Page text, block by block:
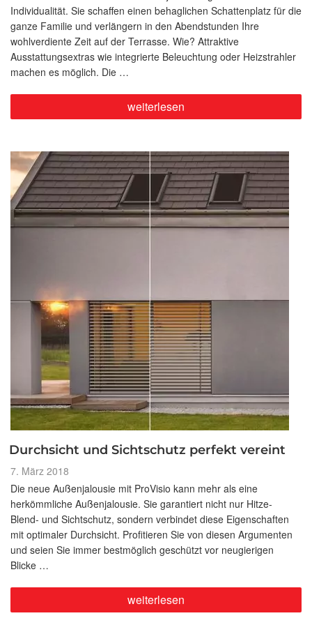
Individualität. Sie schaffen einen behaglichen Schattenplatz für die
ganze Familie und verlängern in den Abendstunden Ihre
wohlverdiente Zeit auf der Terrasse. Wie? Attraktive
Ausstattungsextras wie integrierte Beleuchtung oder Heizstrahler
machen es möglich. Die …
„Genießen
Sie
in
individueller
Lichtstimmung“
weiterlesen
Durchsicht und Sichtschutz perfekt vereint
Veröffentlicht
am
7. März 2018
Die neue Außenjalousie mit ProVisio kann mehr als eine
herkömmliche Außenjalousie. Sie garantiert nicht nur Hitze-
Blend- und Sichtschutz, sondern verbindet diese Eigenschaften
mit optimaler Durchsicht. Profitieren Sie von diesen Argumenten
und seien Sie immer bestmöglich geschützt vor neugierigen
Blicke …
„Durchsicht
und
weiterlesen